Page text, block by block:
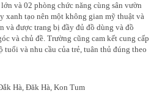
và 02 phòng chức năng cùng sân vườn
xanh tạo nên một không gian mỹ thuật và
và được trang bị đầy đủ đồ dùng và đồ
và chủ đề. Trường cũng cam kết cung cấp
tuổi và nhu cầu của trẻ, tuân thủ đúng theo
Hà, Đăk Hà, Kon Tum